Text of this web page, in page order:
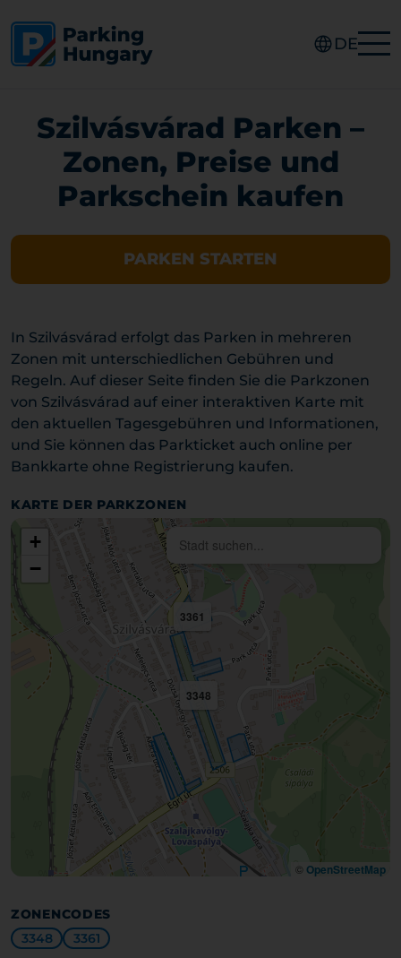
DE
Szilvásvárad Parken –
Zonen, Preise und
Parkschein kaufen
PARKEN STARTEN
In Szilvásvárad erfolgt das Parken in mehreren
Zonen mit unterschiedlichen Gebühren und
Regeln. Auf dieser Seite finden Sie die Parkzonen
von Szilvásvárad auf einer interaktiven Karte mit
den aktuellen Tagesgebühren und Informationen,
und Sie können das Parkticket auch online per
Bankkarte ohne Registrierung kaufen.
KARTE DER PARKZONEN
3348
3361
+
−
© OpenStreetMap
ZONENCODES
3348
3361